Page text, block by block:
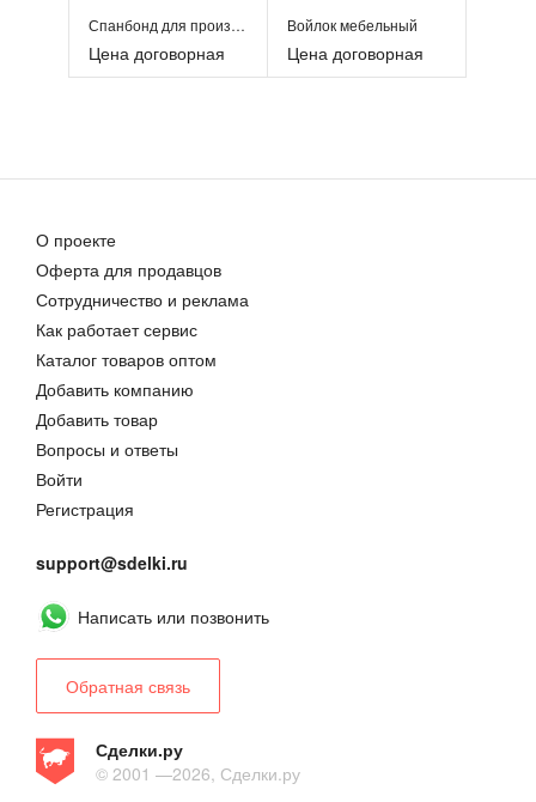
Спанбонд для производства мебели
Цена договорная
Войлок мебельный
Цена договорная
О проекте
Оферта для продавцов
Сотрудничество и реклама
Как работает сервис
Каталог товаров оптом
Добавить компанию
Добавить товар
Вопросы и ответы
Войти
Регистрация
support@sdelki.ru
Написать или позвонить
Обратная связь
Сделки.ру
© 2001 —2026, Сделки.ру